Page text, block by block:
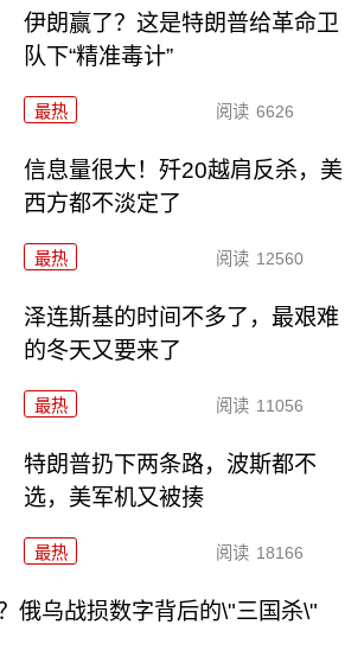
伊朗赢了？这是特朗普给革命卫
队下“精准毒计”
最热 阅读 6626
信息量很大！歼20越肩反杀，美
西方都不淡定了
最热 阅读 12560
泽连斯基的时间不多了，最艰难
的冬天又要来了
最热 阅读 11056
特朗普扔下两条路，波斯都不
选，美军机又被揍
最热 阅读 18166
俄乌战损数字背后的\"三国杀\"